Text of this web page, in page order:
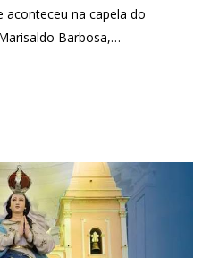
aconteceu na capela do
Barbosa,…